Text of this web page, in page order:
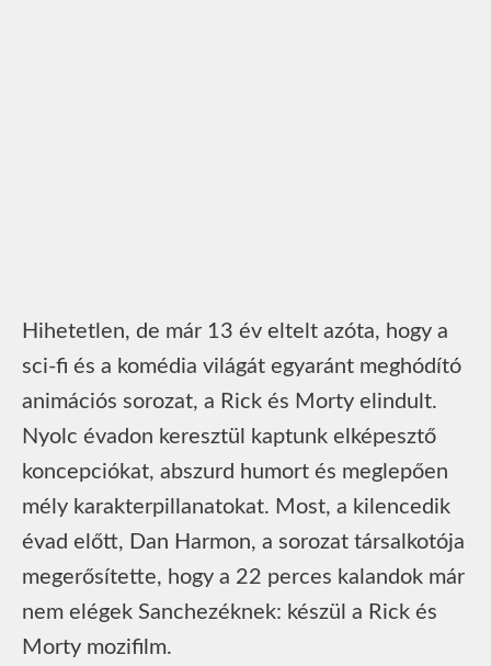
Hihetetlen, de már 13 év eltelt azóta, hogy a
sci-fi és a komédia világát egyaránt meghódító
animációs sorozat, a Rick és Morty elindult.
Nyolc évadon keresztül kaptunk elképesztő
koncepciókat, abszurd humort és meglepően
mély karakterpillanatokat. Most, a kilencedik
évad előtt, Dan Harmon, a sorozat társalkotója
megerősítette, hogy a 22 perces kalandok már
nem elégek Sanchezéknek: készül a Rick és
Morty mozifilm.